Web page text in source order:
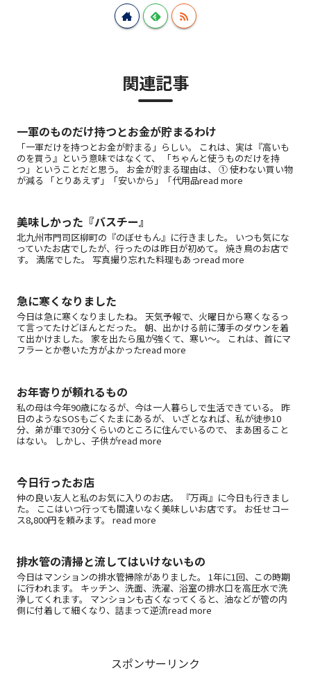
関連記事
一軍のものだけ持つとお金が貯まるわけ
「一軍だけを持つとお金が貯まる」らしい。 これは、実は『高いも
のを買う』という意味ではなくて、 「ちゃんと使うものだけを持
つ」ということだと思う。 お金が貯まる理由は、 ① 使わない買い物
が減る 「とりあえず」「安いから」「代用品read more
美味しかった『バスチー』
北九州市門司区柳町の『のぼせもん』に行きました。 いつも気にな
っていたお店でしたが、行ったのは昨日が初めて。 焼き鳥のお店で
す。 満席でした。 写真撮り忘れた料理もあっread more
急に寒くなりました
今日は急に寒くなりましたね。 天気予報で、火曜日から寒くなるっ
て言ってたけどほんとだった。 朝、出かける前に薄手のダウンを着
て出かけました。 家を出たら風が強くて、寒い～。 これは、首にマ
フラーとか巻いた方がよかったread more
お年寄りが頼れるもの
私の母は今年90歳になるが、今は一人暮らしで生活できている。 昨
日のようなSOSもごくたまにあるが、 いざとなれば、私が徒歩10
分、弟が車で30分くらいのところに住んでいるので、 まあ困ること
はない。 しかし、子供がread more
今日行ったお店
仲の良い友人と私のお気に入りのお店。 『万両』に今日も行きまし
た。 ここはいつ行っても間違いなく美味しいお店です。 お任せコー
ス8,800円を頼みます。 read more
排水管の清掃と流してはいけないもの
今日はマンションの排水管掃除がありました。 1年に1回、この時期
に行われます。 キッチン、洗面、洗濯、浴室の排水口を高圧水で洗
浄してくれます。 マンションも古くなってくると、油などが管の内
側に付着して細くなり、詰まって逆流read more
スポンサーリンク